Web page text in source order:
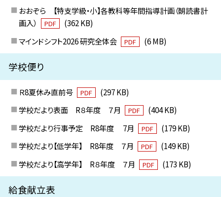
おおぞら 【特支学級・小】各教科等年間指導計画（朝読書計
画入）
PDF
(362 KB)
マインドシフト2026 研究全体会
PDF (6 MB)
学校便り
Ｒ8夏休み直前号 PDF
(297 KB)
学校だより表面 R８年度 ７月
PDF
(404 KB)
学校だより行事予定 R8年度 7月
PDF
(179 KB)
学校だより【低学年】 R8年度 ７月
PDF
(149 KB)
学校だより【高学年】 R８年度 ７月
PDF (173 KB)
給食献立表